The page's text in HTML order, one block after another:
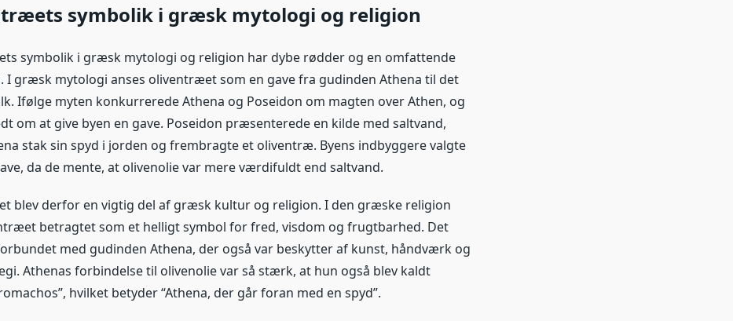
symbolik i græsk mytologi og religion
symbolik i græsk mytologi og religion har dybe rødder og en omfattende
I græsk mytologi anses oliventræet som en gave fra gudinden Athena til det
Ifølge myten konkurrerede Athena og Poseidon om magten over Athen, og
om at give byen en gave. Poseidon præsenterede en kilde med saltvand,
stak sin spyd i jorden og frembragte et oliventræ. Byens indbyggere valgte
da de mente, at olivenolie var mere værdifuldt end saltvand.
blev derfor en vigtig del af græsk kultur og religion. I den græske religion
betragtet som et helligt symbol for fred, visdom og frugtbarhed. Det
med gudinden Athena, der også var beskytter af kunst, håndværk og
Athenas forbindelse til olivenolie var så stærk, at hun også blev kaldt
hvilket betyder “Athena, der går foran med en spyd”.